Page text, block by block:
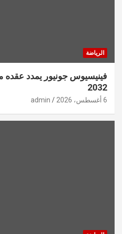
الرياضة
فينيسيوس جونيور يمدد عقده
2032
6 أغسطس، 2026 admin